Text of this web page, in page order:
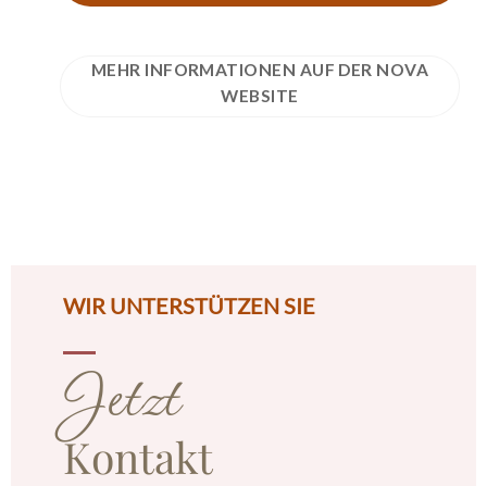
MEHR INFORMATIONEN AUF DER NOVA
WEBSITE
WIR UNTERSTÜTZEN SIE
Jetzt
Kontakt